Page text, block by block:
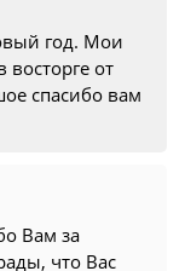
год. Мои
от
спасибо вам
Вам за
что Вас